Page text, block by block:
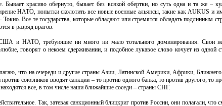
красиво обернуто, бывает без всякой обертки, но суть одна и та же –
НАТО, попытки сколотить все новые военные альянсы, такие как AUKUS и
Все те государства, которые обладают или стремятся обладать подлинным
в разряд врагов.
и НАТО, требующие ни много ни мало тотального доминирования. Свои
говорят о некоем сдерживании, и подобное лукавое слово кочует из одной
что на очереди и другие страны Азии, Латинской Америки, Африки,
союзников вводят санкции – то против одного банка, то против другого; то
все, в том числе наши ближайшие соседи – страны СНГ.
Так, затевая санкционный блицкриг против России, они полагали, что